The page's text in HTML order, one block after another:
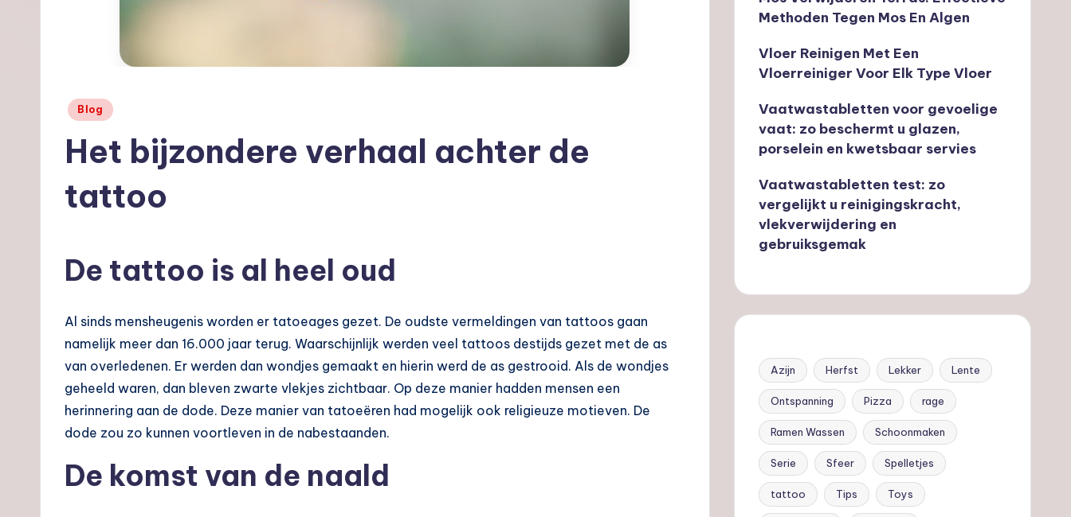
Geplaatst
Blog
Het bijzondere verhaal achter de
tattoo
De tattoo is al heel oud
Al sinds mensheugenis worden er tatoeages gezet. De oudste vermeldingen van tattoos gaan
namelijk meer dan 16.000 jaar terug. Waarschijnlijk werden veel tattoos destijds gezet met de as
van overledenen. Er werden dan wondjes gemaakt en hierin werd de as gestrooid. Als de wondjes
geheeld waren, dan bleven zwarte vlekjes zichtbaar. Op deze manier hadden mensen een
herinnering aan de dode. Deze manier van tatoeëren had mogelijk ook religieuze motieven. De
dode zou zo kunnen voortleven in de nabestaanden.
De komst van de naald
Methoden Tegen Mos En Algen
Vloer Reinigen Met Een
Vloerreiniger Voor Elk Type Vloer
Vaatwastabletten voor gevoelige
vaat: zo beschermt u glazen,
porselein en kwetsbaar servies
Vaatwastabletten test: zo
vergelijkt u reinigingskracht,
vlekverwijdering en
gebruiksgemak
Azijn Herfst Lekker Lente
Ontspanning Pizza rage
Ramen Wassen Schoonmaken
Serie Sfeer Spelletjes
tattoo Tips Toys